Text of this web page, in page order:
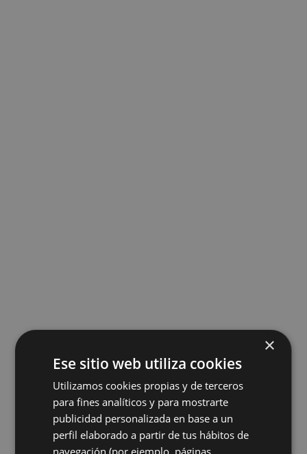
×
Ese sitio web utiliza cookies
Utilizamos cookies propias y de terceros
para fines analíticos y para mostrarte
publicidad personalizada en base a un
perfil elaborado a partir de tus hábitos de
navegación (por ejemplo, páginas